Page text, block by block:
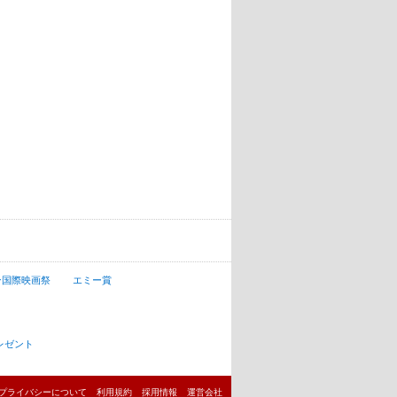
際映画祭
エミー賞
ゼント
プライバシーについて 利用規約 採用情報 運営会社